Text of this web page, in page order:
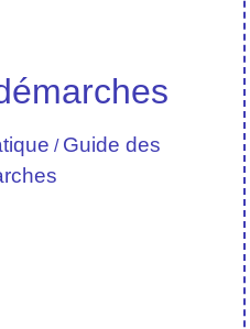
/ Guide des